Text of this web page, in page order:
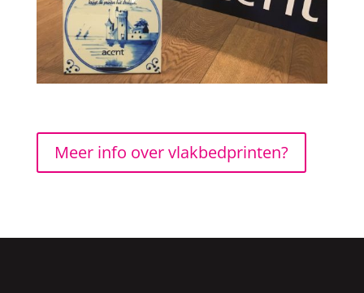
Meer info over vlakbedprinten?